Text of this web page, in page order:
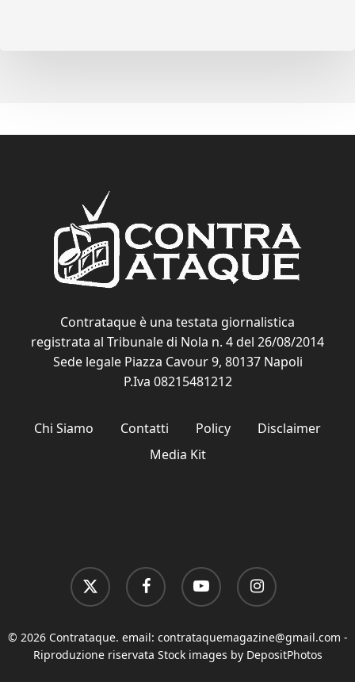
Contrataque è una testata giornalistica
registrata al Tribunale di Nola n. 4 del 26/08/2014
Sede legale Piazza Cavour 9, 80137 Napoli
P.Iva 08215481212
Chi Siamo Contatti Policy
Disclaimer
Media Kit
x-
twitter
facebook youtube instagram
© 2026 Contrataque. email: contrataquemagazine@gmail.com -
Riproduzione riservata Stock images by DepositPhotos